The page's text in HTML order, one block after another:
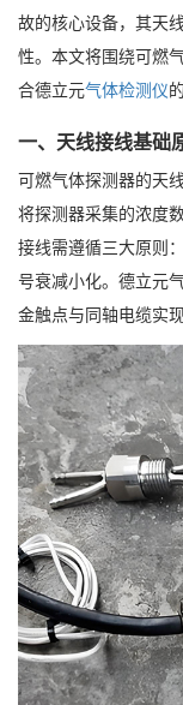
故的核心设备，其天
性。本文将围绕可燃
合德立元气体检测仪
一、天线接线基础
可燃气体探测器的天
将探测器采集的浓度
接线需遵循三大原则
号衰减小化。德立元
金触点与同轴电缆实